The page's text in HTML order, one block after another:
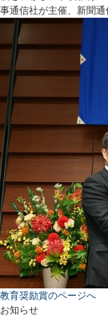
事通信社が主催、新聞通
教育奨励賞のページへ
お知らせ